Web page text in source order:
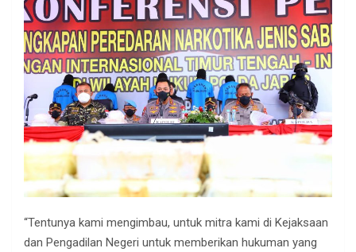
“Tentunya kami mengimbau, untuk mitra kami di Kejaksaan
dan Pengadilan Negeri untuk memberikan hukuman yang